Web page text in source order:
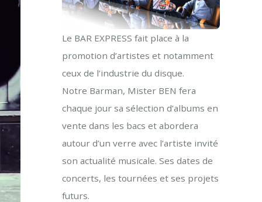
Le BAR EXPRESS fait place à la
promotion d’artistes et notamment
ceux de l’industrie du disque.
Notre Barman, Mister BEN fera
chaque jour sa sélection d’albums en
vente dans les bacs et abordera
autour d’un verre avec l’artiste invité
son actualité musicale. Ses dates de
concerts, les tournées et ses projets
futurs.